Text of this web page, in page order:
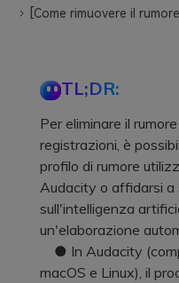
[Come rimuovere il
TL;DR:
Per eliminare il
registrazioni, è
profilo di rumore
Audacity o affidarsi
sull'intelligenza
un'elaborazione
● In Audacity
macOS e Linux), il